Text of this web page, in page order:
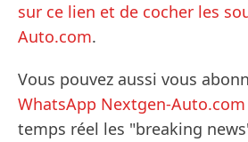
sur ce lien et de cocher les
Auto.com.
Vous pouvez aussi vous
WhatsApp Nextgen-Auto.com
temps réel les "breaking